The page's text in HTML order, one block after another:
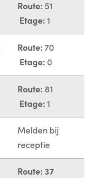
Route: 51
Etage: 1
Route: 70
Etage: 0
Route: 81
Etage: 1
Melden bij
receptie
Route: 37